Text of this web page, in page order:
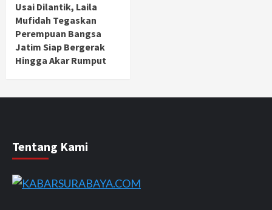
Usai Dilantik, Laila
Mufidah Tegaskan
Perempuan Bangsa
Jatim Siap Bergerak
Hingga Akar Rumput
Tentang Kami